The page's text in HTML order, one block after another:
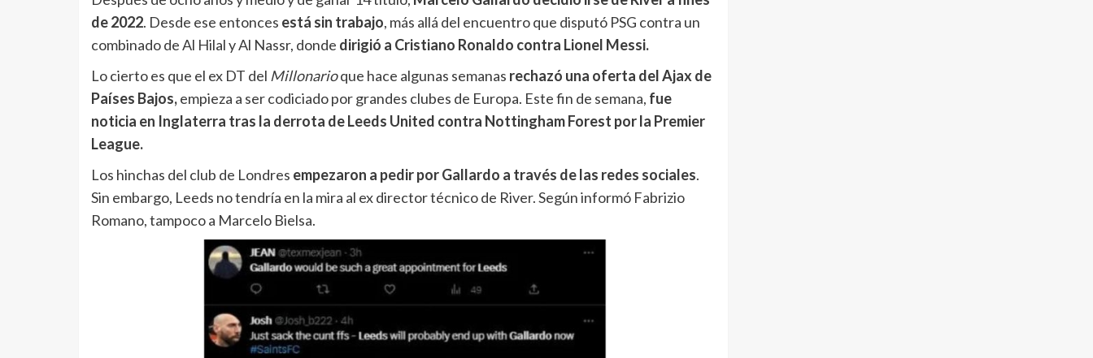
de 2022. Desde ese entonces está sin trabajo, más allá del encuentro que disputó PSG contra un
combinado de Al Hilal y Al Nassr, donde dirigió a Cristiano Ronaldo contra Lionel Messi.
Lo cierto es que el ex DT del Millonarioque hace algunas semanas rechazó una oferta del Ajax de
Países Bajos,empieza a ser codiciado por grandes clubes de Europa. Este fin de semana, fue
noticia en Inglaterra tras la derrota de Leeds United contra Nottingham Forest por la Premier
League.
Los hinchas del club de Londres empezaron a pedir por Gallardo a través de las redes sociales.
Sin embargo, Leeds no tendría en la mira al ex director técnico de River. Según informó Fabrizio
Romano, tampoco a Marcelo Bielsa.